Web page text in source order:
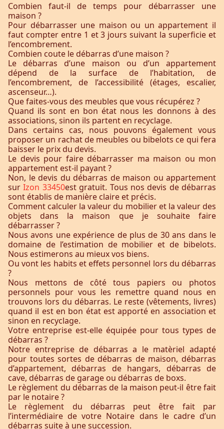
Combien faut-il de temps pour débarrasser une
maison ?
Pour débarrasser une maison ou un appartement il
faut compter entre 1 et 3 jours suivant la superficie et
l’encombrement.
Combien coute le débarras d’une maison ?
Le débarras d’une maison ou d’un appartement
dépend de la surface de l’habitation, de
l’encombrement, de l’accessibilité (étages, escalier,
ascenseur…).
Que faites-vous des meubles que vous récupérez ?
Quand ils sont en bon état nous les donnons à des
associations, sinon ils partent en recyclage.
Dans certains cas, nous pouvons également vous
proposer un rachat de meubles ou bibelots ce qui fera
baisser le prix du devis.
Le devis pour faire débarrasser ma maison ou mon
appartement est-il payant ?
Non, le devis du débarras de maison ou appartement
surIzon 33450est gratuit. Tous nos devis de débarras
sont établis de manière claire et précis.
Comment calculer la valeur du mobilier et la valeur des
objets dans la maison que je souhaite faire
débarrasser ?
Nous avons une expérience de plus de 30 ans dans le
domaine de l’estimation de mobilier et de bibelots.
Nous estimerons au mieux vos biens.
Ou vont les habits et effets personnel lors du débarras
?
Nous mettons de côté tous papiers ou photos
personnels pour vous les remettre quand nous en
trouvons lors du débarras. Le reste (vêtements, livres)
quand il est en bon état est apporté en association et
sinon en recyclage.
Votre entreprise est-elle équipée pour tous types de
débarras ?
Notre entreprise de débarras a le matèriel adapté
pour toutes sortes de débarras de maison, débarras
d’appartement, débarras de hangars, débarras de
cave, débarras de garage ou débarras de boxs.
Le règlement du débarras de la maison peut-il être fait
par le notaire ?
Le règlement du débarras peut être fait par
l’intermédiaire de votre Notaire dans le cadre d’un
débarras suite à une succession.